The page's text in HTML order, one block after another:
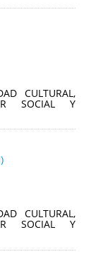
CULTURAL,
SOCIAL Y
CULTURAL,
SOCIAL Y